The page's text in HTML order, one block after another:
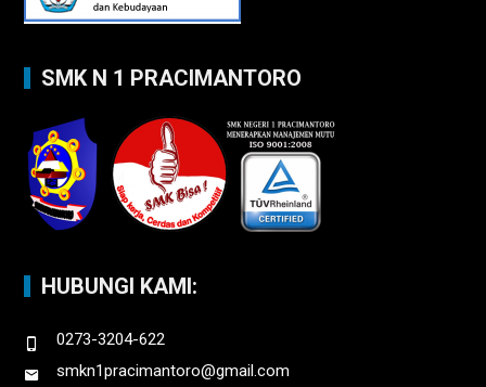
SMK N 1 PRACIMANTORO
HUBUNGI KAMI:
0273-3204-622
smkn1pracimantoro@gmail.com